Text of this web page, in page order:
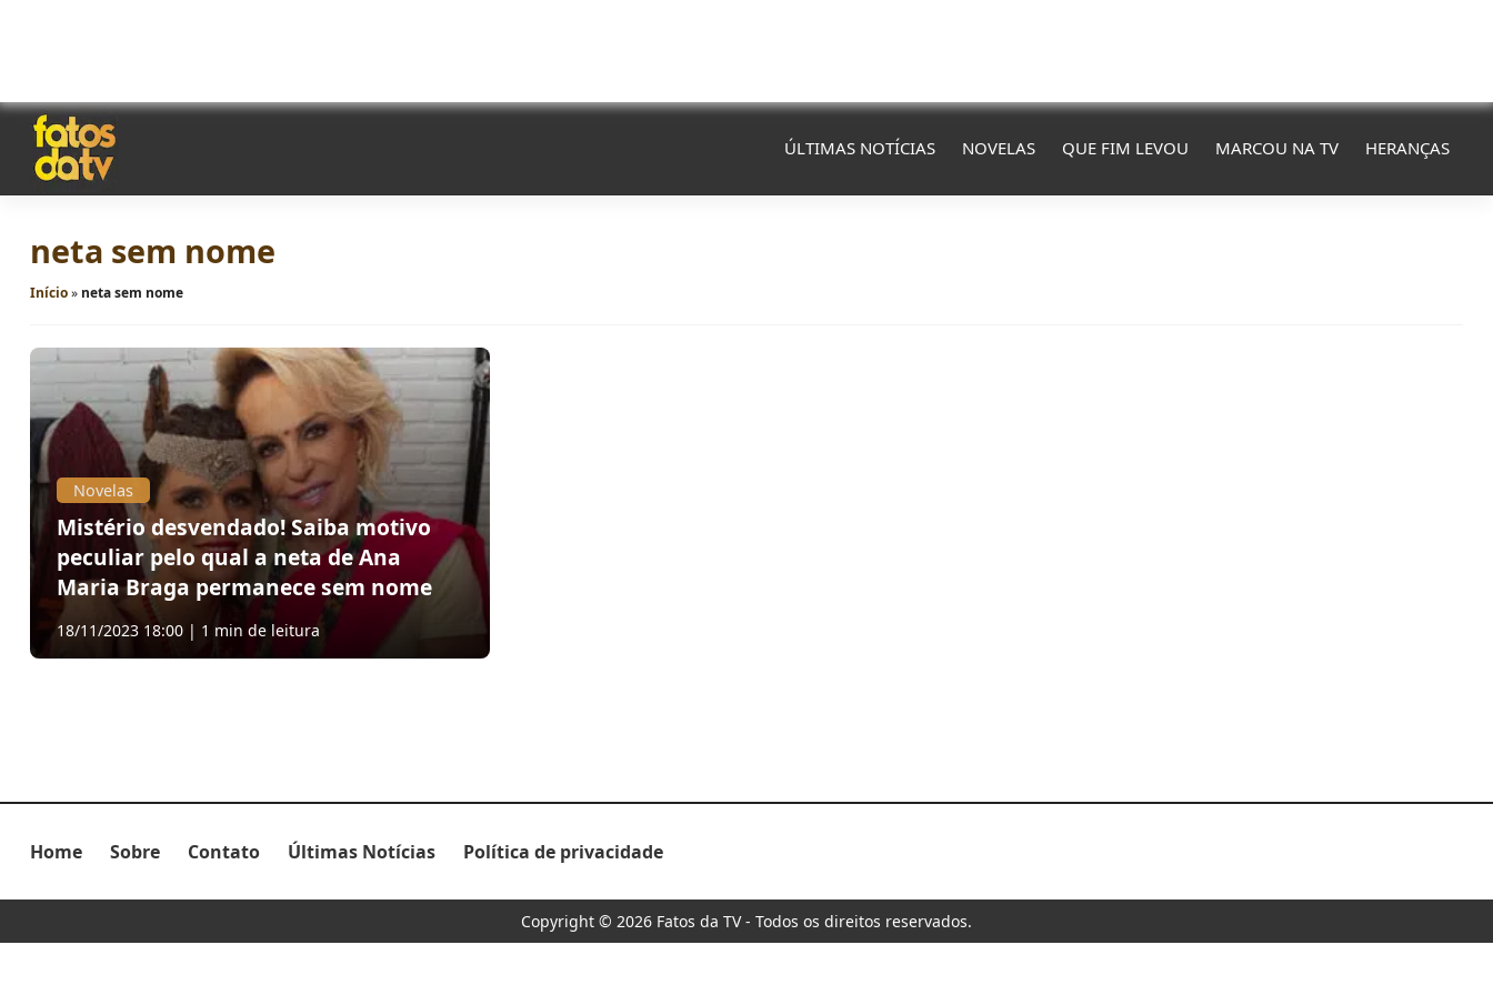
ÚLTIMAS NOTÍCIAS NOVELAS QUE FIM LEVOU MARCOU NA TV HERANÇAS
neta sem nome
Início» neta sem nome
Novelas
Mistério desvendado! Saiba motivo
peculiar pelo qual a neta de Ana
Maria Braga permanece sem nome
18/11/2023 18:00 | 1 min de leitura
Home Sobre Contato Últimas Notícias Política de privacidade
Copyright © 2026 Fatos da TV - Todos os direitos reservados.